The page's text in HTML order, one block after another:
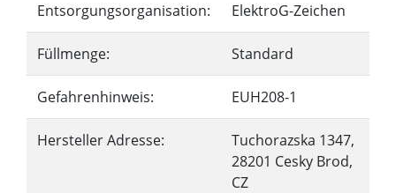
Entsorgungsorganisation: ElektroG-Zeichen
Füllmenge: Standard
Gefahrenhinweis: EUH208-1
Hersteller Adresse:
Tuchorazska 1347,
28201 Cesky Brod,
CZ